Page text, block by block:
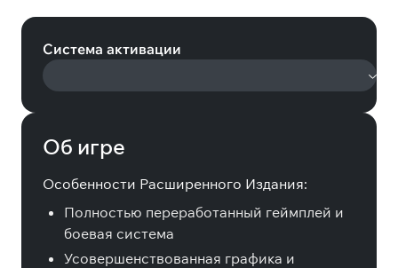
Система активации
Об игре
Особенности Расширенного Издания:
Полностью переработанный геймплей и
боевая система
Усовершенствованная графика и